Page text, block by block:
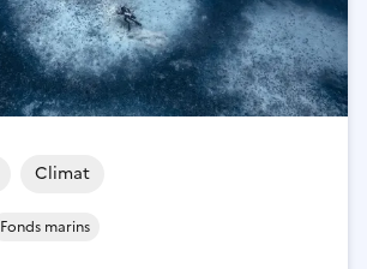
Climat
Fonds marins